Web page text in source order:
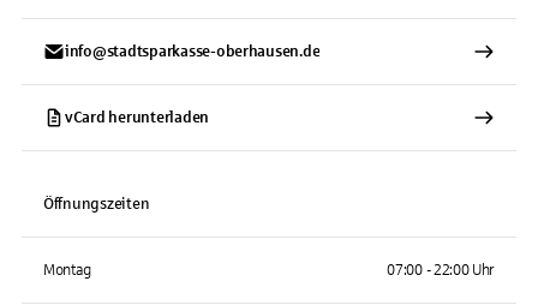
info@stadtsparkasse-oberhausen.de
vCard herunterladen
Öffnungszeiten
Montag 07:00 - 22:00 Uhr